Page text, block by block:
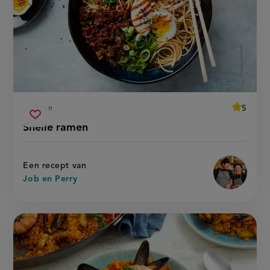
Snelle ramen
voorbereidingstijd
30 min
average
5
Een recept van
Job en Perry
Sla
snelle
ramen